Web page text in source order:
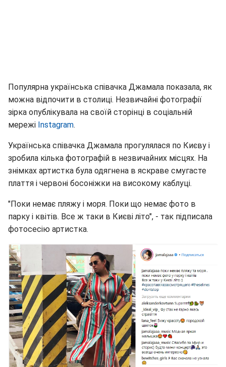
Популярна українська співачка Джамала показала, як
можна відпочити в столиці. Незвичайні фотографії
зірка опублікувала на своїй сторінці в соціальній
мережі Instagram.
Українська співачка Джамала прогулялася по Києву і
зробила кілька фотографій в незвичайних місцях. На
знімках артистка була одягнена в яскраве смугасте
плаття і червоні босоніжки на високому каблуці.
"Поки немає пляжу і моря. Поки що немає фото в
парку і квітів. Все ж таки в Києві літо", - так підписала
фотосесію артистка.